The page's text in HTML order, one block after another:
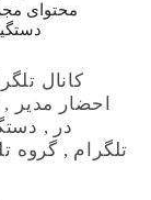
محتوای
دستگیری 170 مدیر کانال های
کانال تلگرام
احضار مدیر,
در,
تلگرام , گروه